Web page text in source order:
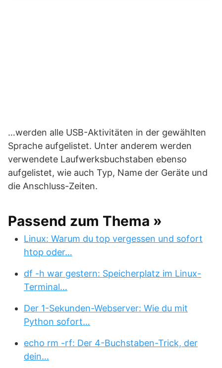
…werden alle USB-Aktivitäten in der gewählten
Sprache aufgelistet. Unter anderem werden
verwendete Laufwerksbuchstaben ebenso
aufgelistet, wie auch Typ, Name der Geräte und
die Anschluss-Zeiten.
Passend zum Thema »
Linux: Warum du top vergessen und sofort
htop oder…
df -h war gestern: Speicherplatz im Linux-
Terminal…
Der 1-Sekunden-Webserver: Wie du mit
Python sofort…
echo rm -rf: Der 4-Buchstaben-Trick, der
dein…